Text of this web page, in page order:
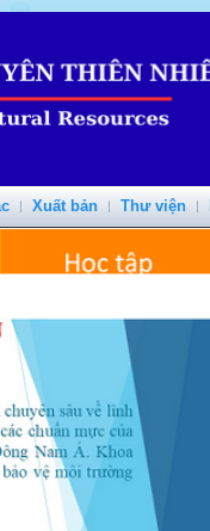
Xuất bản Thư viện